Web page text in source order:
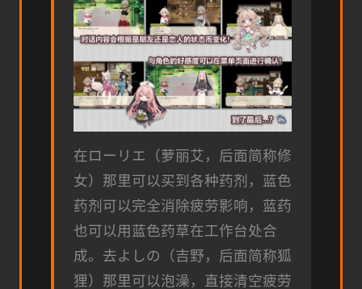
在ローリエ（萝丽艾，后面简称修
女）那里可以买到各种药剂，蓝色
药剂可以完全消除疲劳影响，蓝药
也可以用蓝色药草在工作台处合
成。去よしの（吉野，后面简称狐
狸）那里可以泡澡，直接清空疲劳